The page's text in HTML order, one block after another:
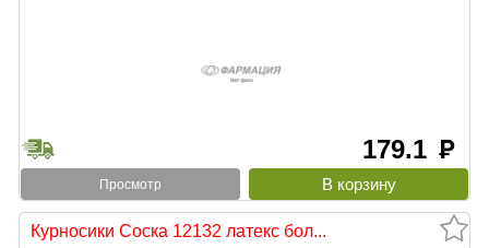
179.1 руб
Просмотр
Курносики Соска 12132 латекс бол...